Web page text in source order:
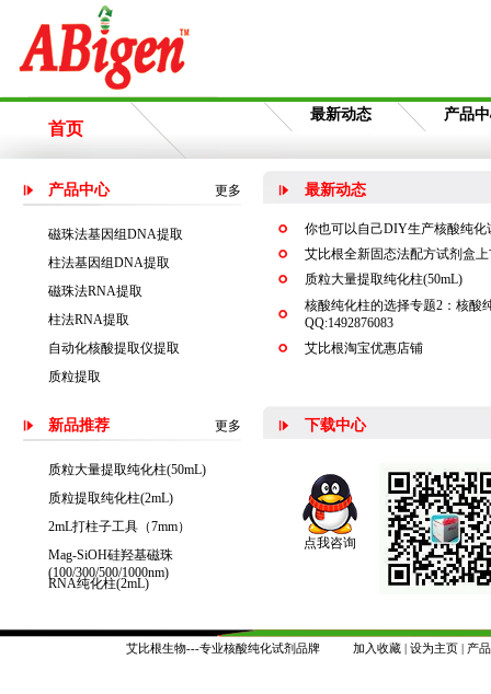
首页
最新动态 产品
产品中心 更多
磁珠法基因组DNA提取
柱法基因组DNA提取
磁珠法RNA提取
柱法RNA提取
自动化核酸提取仪提取
质粒提取
最新动态
你也可以自己DIY生产核酸纯化
艾比根全新固态法配方试剂盒
质粒大量提取纯化柱(50mL)
核酸纯化柱的选择专题2：核酸
QQ:1492876083
艾比根淘宝优惠店铺
新品推荐 更多
质粒大量提取纯化柱(50mL)
质粒提取纯化柱(2mL)
2mL打柱子工具（7mm）
Mag-SiOH硅羟基磁珠
(100/300/500/1000nm)
RNA纯化柱(2mL)
下载中心
点我咨询
艾比根生物---专业核酸纯化试剂品牌 加入收藏 |设为主页 | 产